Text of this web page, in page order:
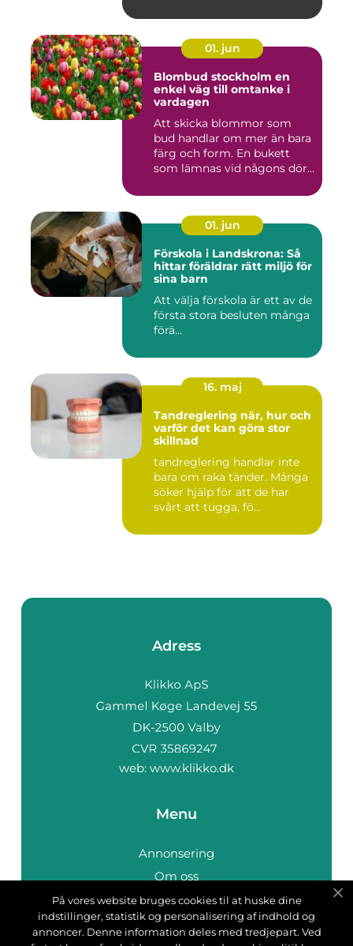
01. jun
Blombud stockholm en
enkel väg till omtanke i
vardagen
Att skicka blommor som
bud handlar om mer än bara
färg och form. En bukett
som lämnas vid någons dör...
01. jun
Förskola i Landskrona: Så
hittar föräldrar rätt miljö för
sina barn
Att välja förskola är ett av de
första stora besluten många
förä...
16. maj
Tandreglering när, hur och
varför det kan göra stor
skillnad
tandreglering handlar inte
bara om raka tänder. Många
söker hjälp för att de har
svårt att tugga, fö...
Adress
web: www.klikko.dk
Menu
Annonsering
Om oss
Cookies
Kontakta oss
På vores website bruges cookies til at huske dine
indstillinger, statistik og personalisering af indhold og
annoncer. Denne information deles med tredjepart. Ved